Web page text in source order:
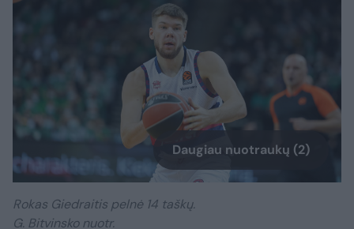
Daugiau nuotraukų (2)
Rokas Giedraitis pelnė 14 taškų.
G. Bitvinsko nuotr.